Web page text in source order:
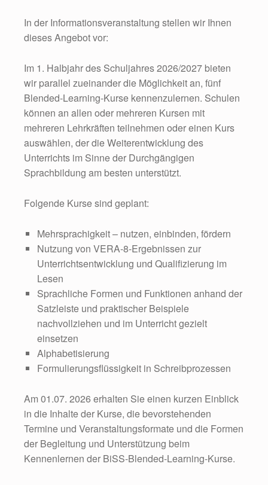
In der Informationsveranstaltung stellen wir Ihnen
dieses Angebot vor:
Im 1. Halbjahr des Schuljahres 2026/2027 bieten
wir parallel zueinander die Möglichkeit an, fünf
Blended-Learning-Kurse kennenzulernen. Schulen
können an allen oder mehreren Kursen mit
mehreren Lehrkräften teilnehmen oder einen Kurs
auswählen, der die Weiterentwicklung des
Unterrichts im Sinne der Durchgängigen
Sprachbildung am besten unterstützt.
Folgende Kurse sind geplant:
Mehrsprachigkeit – nutzen, einbinden, fördern
Nutzung von VERA-8-Ergebnissen zur
Unterrichtsentwicklung und Qualifizierung im
Lesen
Sprachliche Formen und Funktionen anhand der
Satzleiste und praktischer Beispiele
nachvollziehen und im Unterricht gezielt
einsetzen
Alphabetisierung
Formulierungsflüssigkeit in Schreibprozessen
Am 01.07. 2026 erhalten Sie einen kurzen Einblick
in die Inhalte der Kurse, die bevorstehenden
Termine und Veranstaltungsformate und die Formen
der Begleitung und Unterstützung beim
Kennenlernen der BiSS-Blended-Learning-Kurse.